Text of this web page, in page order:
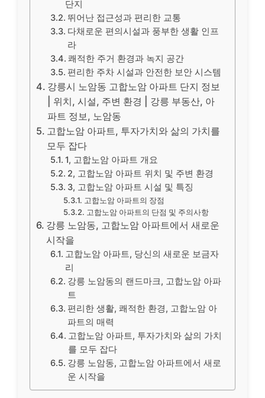
단지
뛰어난 접근성과 편리한 교통
다채로운 편의시설과 풍부한 생활 인프
라
쾌적한 주거 환경과 녹지 공간
편리한 주차 시설과 안전한 보안 시스템
강릉시 노암동 고합노암 아파트 단지 정보
| 위치, 시설, 주변 환경 | 강릉 부동산, 아
파트 정보, 노암동
고합노암 아파트, 투자가치와 삶의 가치를
모두 잡다
1, 고합노암 아파트 개요
2, 고합노암 아파트 위치 및 주변 환경
3, 고합노암 아파트 시설 및 특징
고합노암 아파트의 장점
고합노암 아파트의 단점 및 주의사항
강릉 노암동, 고합노암 아파트에서 새로운
시작을
고합노암 아파트, 당신의 새로운 보금자
리
강릉 노암동의 랜드마크, 고합노암 아파
트
편리한 생활, 쾌적한 환경, 고합노암 아
파트의 매력
고합노암 아파트, 투자가치와 삶의 가치
를 모두 잡다
강릉 노암동, 고합노암 아파트에서 새로
운 시작을